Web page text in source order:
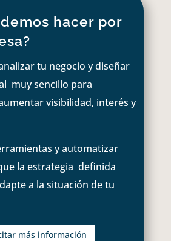
hacer por
tu negocio y diseñar
muy sencillo para
visibilidad, interés y
y automatizar
la estrategia definida
a la situación de tu
más información